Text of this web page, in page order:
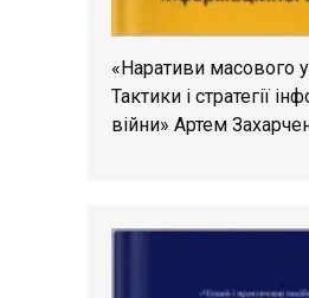
«Наративи масового
Тактики і стратегії
війни» Артем